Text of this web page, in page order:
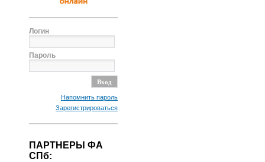
Логин
Пароль
Напомнить пароль
Зарегистрироваться
ПАРТНЕРЫ ФА
СПб: